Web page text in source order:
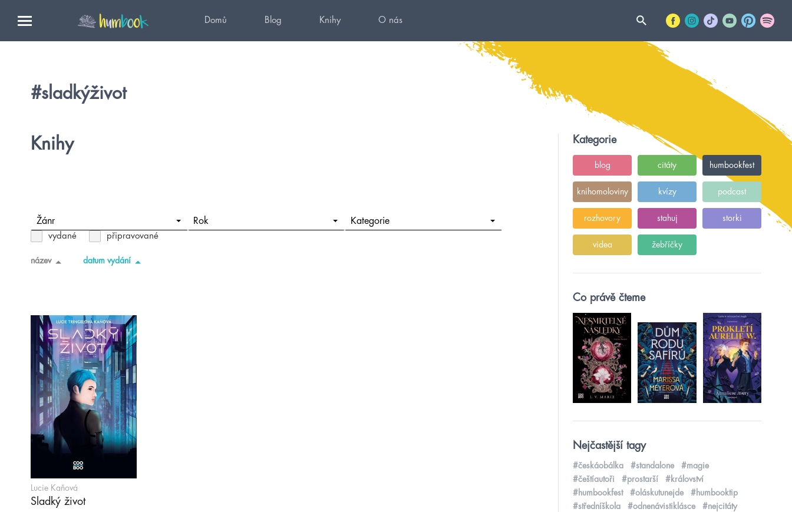
Domů Blog Knihy O nás
#sladkýživot
Knihy
Žánr Rok Kategorie
vydané připravované
název datum vydání
Lucie Kaňová
Sladký život
Kategorie
blog citáty humbookfest
knihomoloviny kvízy podcast
rozhovory stahuj storki
videa žebříčky
Co právě čteme
Nejčastější tagy
#českáobálka #standalone
#magie
#češtíautoři
#prostarší
#království
#humbookfest
#oláskutunejde
#humbooktip
#středníškola
#odnenávistiklásce #nejcitáty